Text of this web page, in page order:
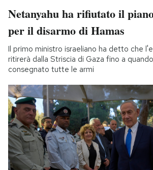
Netanyahu ha rifiutato il
per il disarmo di Hamas
Il primo ministro israeliano ha detto che
ritirerà dalla Striscia di Gaza fino a
consegnato tutte le armi